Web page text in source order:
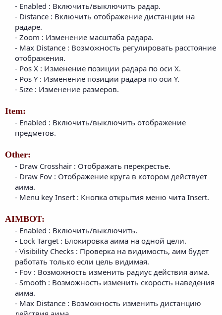
- Enabled : Включить/выключить радар.​
- Distance : Включить отображение дистанции на
радаре.​
- Zoom : Изменение масштаба радара.​
- Max Distance : Возможность регулировать расстояние
отображения.​
- Pos X : Изменение позиции радара по оси Х.​
- Pos Y : Изменение позиции радара по оси Y.​
- Size : Изменение размеров.​
Item:
- Enabled : Включить/выключить отображение
предметов.​
Other:
- Draw Crosshair : Отображать перекрестье.​
- Draw Fov : Отображение круга в котором действует
аима.​
- Menu key Insert : Кнопка открытия меню чита Insert.​
AIMBOT:
- Enabled : Включить/выключить.​
- Lock Target : Блокировка аима на одной цели.​
- Visibility Checks : Проверка на видимость, аим будет
работать только если цель видимая.​
- Fov : Возможность изменить радиус действия аима.​
- Smooth : Возможность изменить скорость наведения
аима.​
- Max Distance : Возможность изменить дистанцию